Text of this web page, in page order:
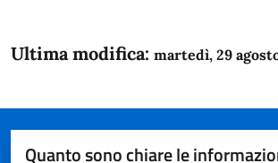
Ultima modifica: martedì, 29
Quanto sono chiare le